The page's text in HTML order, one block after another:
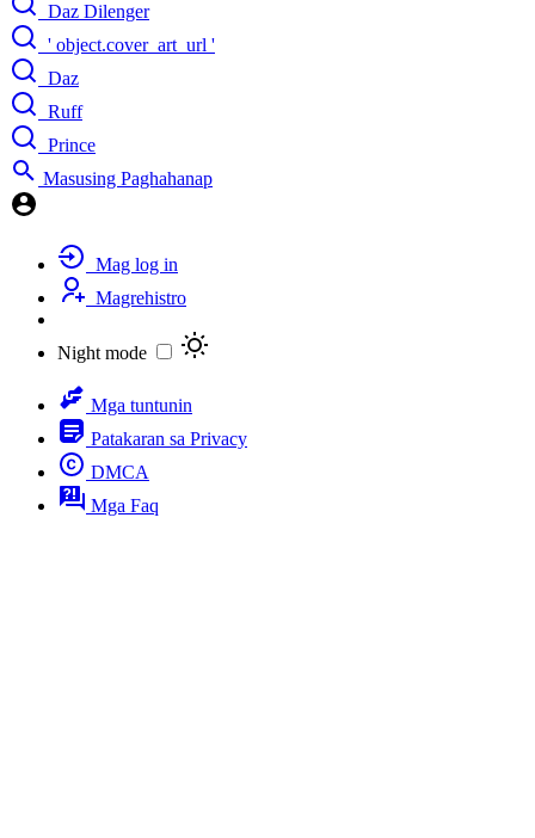
Daz Dilenger
' object.cover_art_url '
Daz
Ruff
Prince
Masusing Paghahanap
Mag log in
Magrehistro
Night mode
Mga tuntunin
Patakaran sa Privacy
DMCA
Mga Faq